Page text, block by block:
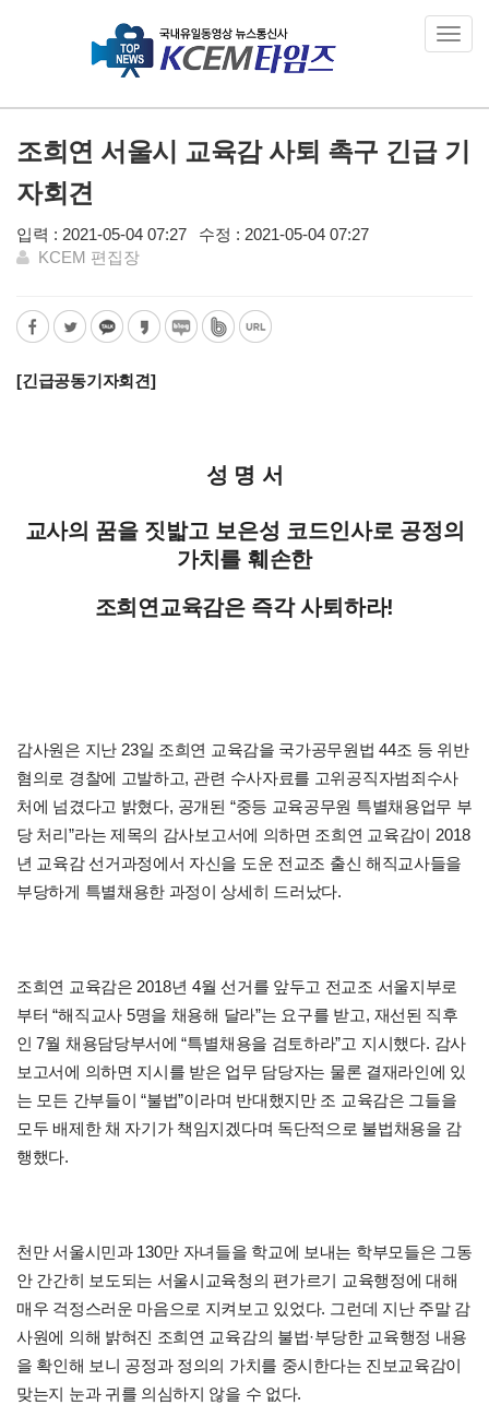
조희연 서울시 교육감 사퇴 촉구 긴급 기
자회견
입력 : 2021-05-04 07:27
수정 : 2021-05-04 07:27
KCEM 편집장
[긴급공동기자회견]
성 명 서
교사의 꿈을 짓밟고 보은성 코드인사로 공정의
가치를 훼손한
조희연교육감은 즉각 사퇴하라!
감사원은 지난 23일 조희연 교육감을 국가공무원법44조 등 위반
혐의로 경찰에 고발하고, 관련 수사자료를 고위공직자범죄수사
처에 넘겼다고 밝혔다, 공개된 “중등 교육공무원 특별채용업무 부
당 처리 ”라는 제목의 감사보고서에 의하면 조희연 교육감이 2018
년 교육감 선거과정에서 자신을 도운 전교조 출신 해직교사들을
부당하게 특별채용한 과정이 상세히 드러났다.
조희연 교육감은 2018년 4월 선거를 앞두고 전교조 서울지부로
부터“해직교사 5명을 채용해 달라”는 요구를 받고, 재선된 직후
인7월 채용담당부서에“특별채용을 검토하라”고 지시했다. 감사
보고서에 의하면 지시를 받은 업무 담당자는 물론 결재라인에 있
는 모든 간부들이 “불법”이라며 반대했지만 조 교육감은 그들을
모두 배제한 채 자기가 책임지겠다며 독단적으로 불법채용을 감
행했다.
천만 서울시민과 130만 자녀들을 학교에 보내는 학부모들은 그동
안 간간히 보도되는 서울시교육청의 편가르기 교육행정에 대해
매우 걱정스러운 마음으로 지켜보고 있었다. 그런데 지난 주말 감
사원에 의해 밝혀진 조희연 교육감의 불법·부당한 교육행정 내용
을 확인해 보니 공정과 정의의 가치를 중시한다는 진보교육감이
맞는지 눈과 귀를 의심하지 않을 수 없다.